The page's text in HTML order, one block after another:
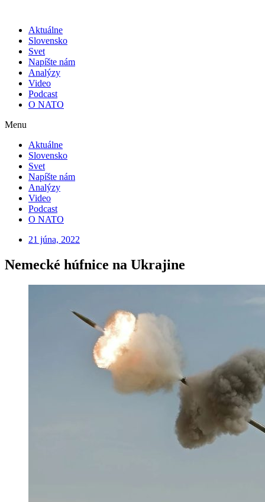
contentAktuálne
Slovensko
Svet
Napíšte nám
Analýzy
Video
Podcast
O NATO
Menu
Aktuálne
Slovensko
Svet
Napíšte nám
Analýzy
Video
Podcast
O NATO
21 júna, 2022
Nemecké húfnice na Ukrajine